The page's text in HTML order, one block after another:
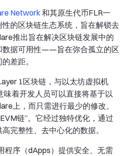
Network和其原生代币FLR一
的区块链生态系统，旨在解锁去
推出旨在解决区块链发展中的
据可用性——旨在弥合孤立的区
差距。
1区块链，与以太坊虚拟机
味着开发人员可以直接将基于以
上，而只需进行最少的修改。
链”。它经过独特优化，通过
完整性、去中心化的数据。
程序（dApps）提供安全、无需